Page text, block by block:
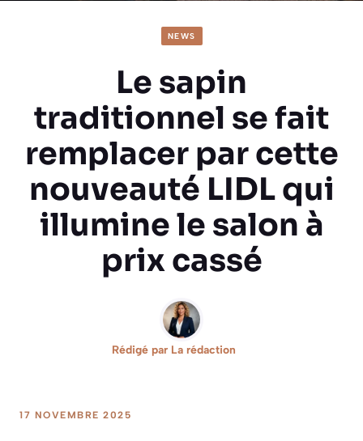
NEWS
Le sapin
traditionnel se fait
remplacer par cette
nouveauté LIDL qui
illumine le salon à
prix cassé
Rédigé par La rédaction
17 NOVEMBRE 2025